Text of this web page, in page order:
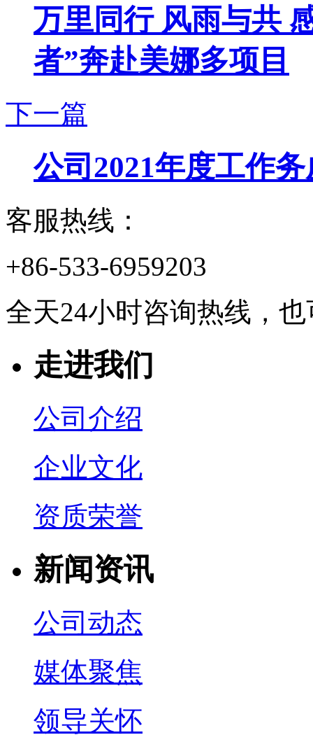
万里同行 风雨与共
者”奔赴美娜多项目
下一篇
公司2021年度工作
客服热线：
+86-533-6959203
全天24小时咨询热线，
走进我们
公司介绍
企业文化
资质荣誉
新闻资讯
公司动态
媒体聚焦
领导关怀